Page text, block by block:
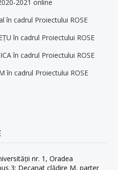
2021 online
în cadrul Proiectului ROSE
în cadrul Proiectului ROSE
în cadrul Proiectului ROSE
în cadrul Proiectului ROSE
nr. 1, Oradea
3; Decanat clădire M, parter